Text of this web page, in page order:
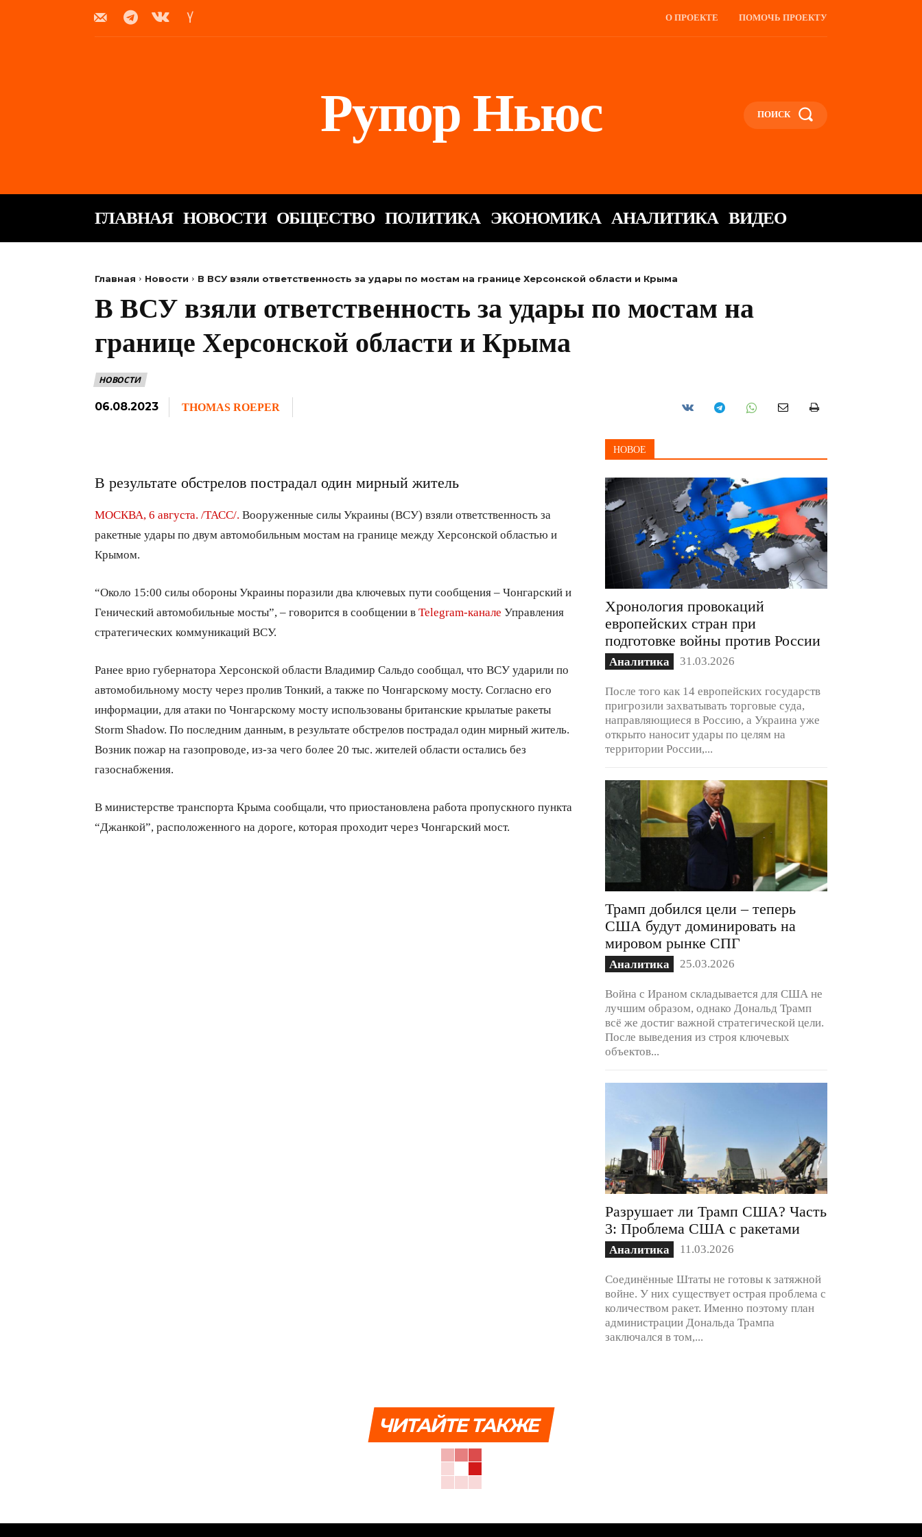
О ПРОЕКТЕ ПОМОЧЬ ПРОЕКТУ
Рупор Ньюс ПОИСК
ГЛАВНАЯ НОВОСТИ ОБЩЕСТВО ПОЛИТИКА ЭКОНОМИКА АНАЛИТИКА ВИДЕО
Главная Новости В ВСУ взяли ответственность за удары по мостам на границе Херсонской области и Крыма
В ВСУ взяли ответственность за удары по мостам на
границе Херсонской области и Крыма
НОВОСТИ
06.08.2023 THOMAS ROEPER
В результате обстрелов пострадал один мирный житель
МОСКВА, 6 августа. /ТАСС/. Вооруженные силы Украины (ВСУ) взяли ответственность за
ракетные удары по двум автомобильным мостам на границе между Херсонской областью и
Крымом.
“Около 15:00 силы обороны Украины поразили два ключевых пути сообщения – Чонгарский и
Генический автомобильные мосты”, – говорится в сообщении в Telegram-канале Управления
стратегических коммуникаций ВСУ.
Ранее врио губернатора Херсонской области Владимир Сальдо сообщал, что ВСУ ударили по
автомобильному мосту через пролив Тонкий, а также по Чонгарскому мосту. Согласно его
информации, для атаки по Чонгарскому мосту использованы британские крылатые ракеты
Storm Shadow. По последним данным, в результате обстрелов пострадал один мирный житель.
Возник пожар на газопроводе, из-за чего более 20 тыс. жителей области остались без
газоснабжения.
В министерстве транспорта Крыма сообщали, что приостановлена работа пропускного пункта
“Джанкой”, расположенного на дороге, которая проходит через Чонгарский мост.
НОВОЕ
Хронология провокаций
европейских стран при
подготовке войны против России
Аналитика 31.03.2026
После того как 14 европейских государств
пригрозили захватывать торговые суда,
направляющиеся в Россию, а Украина уже
открыто наносит удары по целям на
территории России,...
Трамп добился цели – теперь
США будут доминировать на
мировом рынке СПГ
Аналитика 25.03.2026
Война с Ираном складывается для США не
лучшим образом, однако Дональд Трамп
всё же достиг важной стратегической цели.
После выведения из строя ключевых
объектов...
Разрушает ли Трамп США? Часть
3: Проблема США с ракетами
Аналитика 11.03.2026
Соединённые Штаты не готовы к затяжной
войне. У них существует острая проблема с
количеством ракет. Именно поэтому план
администрации Дональда Трампа
заключался в том,...
ЧИТАЙТЕ ТАКЖЕ